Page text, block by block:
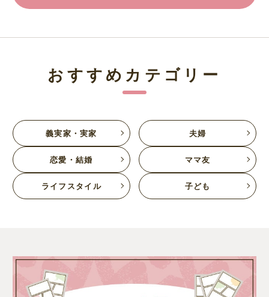
おすすめカテゴリー
義実家・実家 夫婦
恋愛・結婚 ママ友
ライフスタイル 子ども